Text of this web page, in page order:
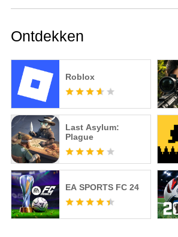
Ontdekken
Roblox
Last Asylum:
Plague
EA SPORTS FC 24